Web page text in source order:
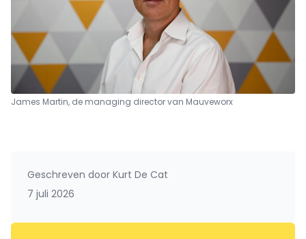
James Martin, de managing director van Mauveworx
Geschreven door Kurt De Cat
7 juli 2026